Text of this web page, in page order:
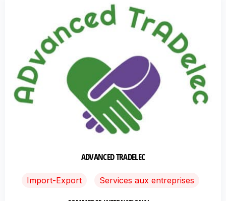
ADVANCED TRADELEC
Import-Export Services aux entreprises